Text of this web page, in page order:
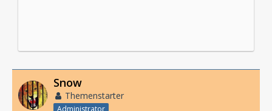
Snow
Themenstarter
Administrator